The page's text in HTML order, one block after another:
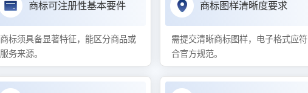
商标可注册性基本要件
商标须具备显著特征，能区分商品或
服务来源。
商标图样清晰度要求
需提交清晰商标图样，电子格式应符
合官方规范。